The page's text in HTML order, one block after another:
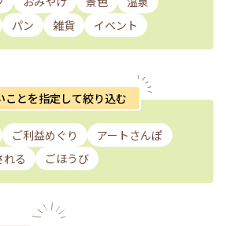
パン 雑貨 イベント
ことを指定して絞り込む
ご利益めぐり
アートさんぽ
れる ごほうび